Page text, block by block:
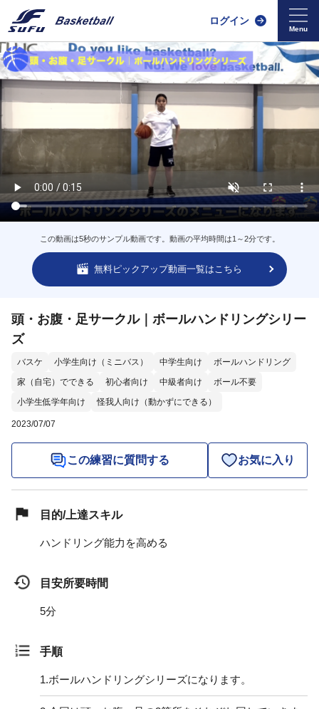
ログイン
この動画は5秒のサンプル動画です。動画の平均時間は1～2分です。
無料ピックアップ動画一覧はこちら
頭・お腹・足サークル｜ボールハンドリングシリー
ズ
バスケ 小学生向け（ミニバス） 中学生向け
ボールハンドリング
家（自宅）でできる
初心者向け 中級者向け
ボール不要
小学生低学年向け
怪我人向け（動かずにできる）
2023/07/07
この練習に質問する お気に入り
目的/上達スキル
ハンドリング能力を高める
目安所要時間
5分
手順
1.ボールハンドリングシリーズになります。